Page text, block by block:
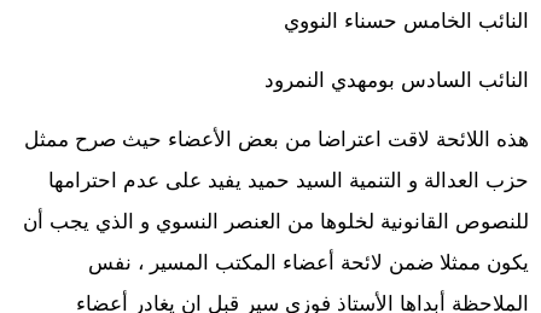
النائب الخامس حسناء النووي
النائب السادس بومهدي النمرود
هذه اللائحة لاقت اعتراضا من بعض الأعضاء حيث صرح ممثل
حزب العدالة و التنمية السيد حميد يفيد على عدم احترامها
للنصوص القانونية لخلوها من العنصر النسوي و الذي يجب أن
يكون ممثلا ضمن لائحة أعضاء المكتب المسير ، نفس
الملاحظة أبداها الأستاذ فوزي سير قبل ان يغادر أعضاء